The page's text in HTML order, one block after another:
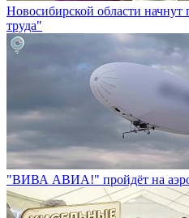
Новосибирской области начнут
труда"
"ВИВА АВИА!" пройдёт на